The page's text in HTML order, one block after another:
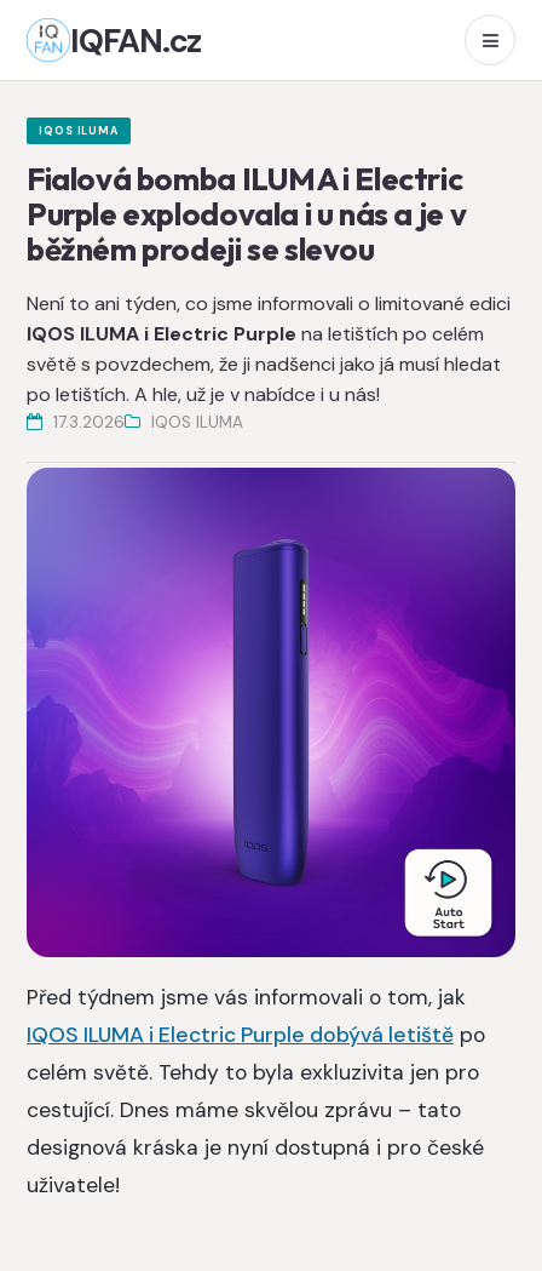
IQFAN.cz
IQOS ILUMA
Fialová bomba ILUMA i Electric
Purple explodovala i u nás a je v
běžném prodeji se slevou
Není to ani týden, co jsme informovali o limitované edici
IQOS ILUMA i Electric Purple na letištích po celém
světě s povzdechem, že ji nadšenci jako já musí hledat
po letištích. A hle, už je v nabídce i u nás!
17.3.2026 IQOS ILUMA
Před týdnem jsme vás informovali o tom, jak
IQOS ILUMA i Electric Purple dobývá letiště po
celém světě. Tehdy to byla exkluzivita jen pro
cestující. Dnes máme skvělou zprávu – tato
designová kráska je nyní dostupná i pro české
uživatele!